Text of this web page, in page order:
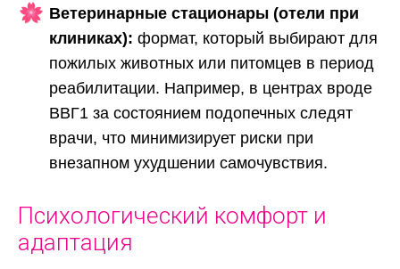
Ветеринарные стационары (отели при
клиниках): формат, который выбирают для
пожилых животных или питомцев в период
реабилитации. Например, в центрах вроде
ВВГ1 за состоянием подопечных следят
врачи, что минимизирует риски при
внезапном ухудшении самочувствия.
Психологический комфорт и
адаптация